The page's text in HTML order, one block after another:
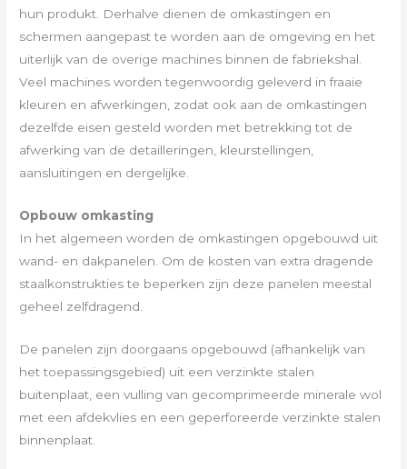
hun produkt. Derhalve dienen de omkastingen en
schermen aangepast te worden aan de omgeving en het
uiterlijk van de overige machines binnen de fabriekshal.
Veel machines worden tegenwoordig geleverd in fraaie
kleuren en afwerkingen, zodat ook aan de omkastingen
dezelfde eisen gesteld worden met betrekking tot de
afwerking van de detailleringen, kleurstellingen,
aansluitingen en dergelijke.
Opbouw omkasting
In het algemeen worden de omkastingen opgebouwd uit
wand- en dakpanelen. Om de kosten van extra dragende
staalkonstrukties te beperken zijn deze panelen meestal
geheel zelfdragend.
De panelen zijn doorgaans opgebouwd (afhankelijk van
het toepassingsgebied) uit een verzinkte stalen
buitenplaat, een vulling van gecomprimeerde minerale wol
met een afdekvlies en een geperforeerde verzinkte stalen
binnenplaat.